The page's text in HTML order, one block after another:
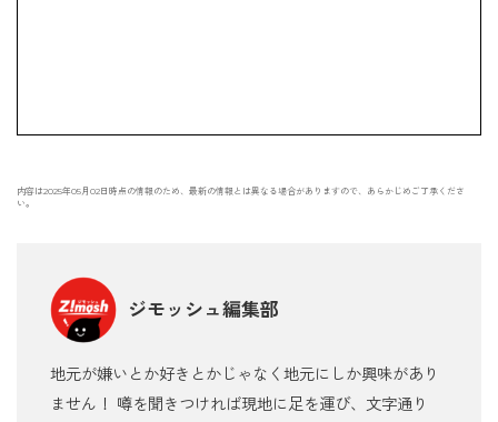
内容は2025年05月02日時点の情報のため、最新の情報とは異なる場合がありますので、あらかじめご了承くださ
い。
ジモッシュ編集部
地元が嫌いとか好きとかじゃなく地元にしか興味があり
ません！ 噂を聞きつければ現地に足を運び、文字通り